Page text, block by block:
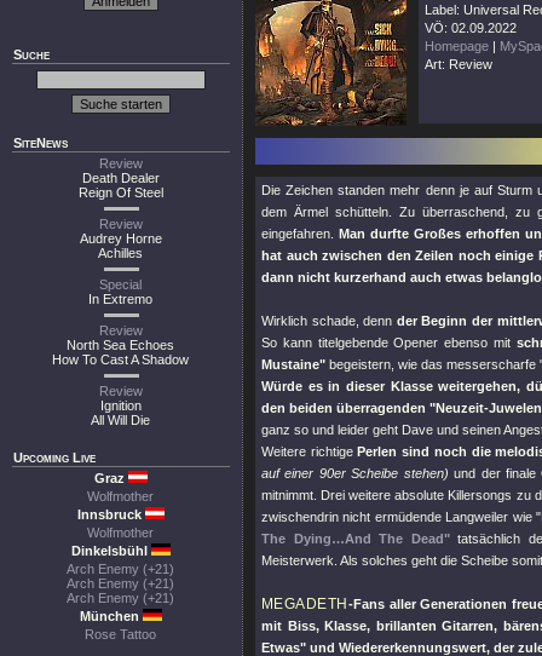
Suche
SiteNews
Review
Death Dealer
Reign Of Steel
Review
Audrey Horne
Achilles
Special
In Extremo
Review
North Sea Echoes
How To Cast A Shadow
Review
Ignition
All Will Die
Upcoming Live
Graz
Wolfmother
Innsbruck
Wolfmother
Dinkelsbühl
Arch Enemy (+21)
Arch Enemy (+21)
Arch Enemy (+21)
München
Rose Tattoo
Label: Universal
VÖ: 02.09.2022
Homepage |
Art: Review
Die Zeichen standen mehr denn je auf
dem Ärmel schütteln. Zu überraschend, zu
eingefahren.Man durfte Großes erhoffen
hat auch zwischen den Zeilen noch einige
dann nicht kurzerhand auch etwas
Wirklich schade, denn der Beginn der
So kann titelgebende Opener ebenso mit
Mustaine" begeistern, wie das messerscharfe
Würde es in dieser Klasse weitergehen,
den beiden überragenden"Neuzeit-
ganz so und leider geht Dave und seinen
Weitere richtigePerlen sind noch die
auf einer 90er Scheibe stehen) und der
mitnimmt. Drei weitere absolute Killersongs zu
zwischendrin nicht ermüdende Langweiler wie
The Dying…And The Dead"tatsächlich
Meisterwerk. Als solches geht die Scheibe
MEGADETH -Fans aller Generationen
mit Biss, Klasse, brillanten Gitarren,
Etwas" und Wiedererkennungswert, der